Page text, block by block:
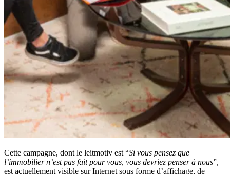
Cette campagne, dont le leitmotiv est “Si vous pensez que
l’immobilier n’est pas fait pour vous, vous devriez penser à nous”,
est actuellement visible sur Internet sous forme d’affichage, de